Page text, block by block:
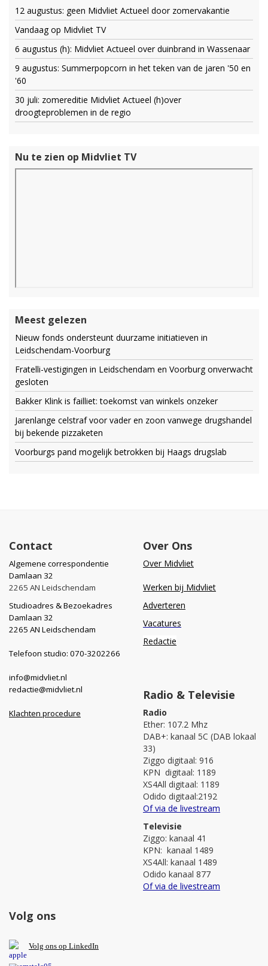
12 augustus: geen Midvliet Actueel door zomervakantie
Vandaag op Midvliet TV
6 augustus (h): Midvliet Actueel over duinbrand in Wassenaar
9 augustus: Summerpopcorn in het teken van de jaren '50 en
'60
30 juli: zomereditie Midvliet Actueel (h)over
droogteproblemen in de regio
Nu te zien op Midvliet TV
Meest gelezen
Nieuw fonds ondersteunt duurzame initiatieven in
Leidschendam-Voorburg
Fratelli-vestigingen in Leidschendam en Voorburg onverwacht
gesloten
Bakker Klink is failliet: toekomst van winkels onzeker
Jarenlange celstraf voor vader en zoon vanwege drugshandel
bij bekende pizzaketen
Voorburgs pand mogelijk betrokken bij Haags drugslab
Contact
Algemene correspondentie
Damlaan 32
2265 AN Leidschendam
Studioadres & Bezoekadres
Damlaan 32
2265 AN Leidschendam
Telefoon studio: 070-3202266
info@midvliet.nl
redactie@midvliet.nl
Klachten procedure
Over Ons
Over Midvliet
Werken bij Midvliet
Adverteren
Vacatures
Redactie
Radio & Televisie
Radio
Ether: 107.2 Mhz
DAB+: kanaal 5C (DAB lokaal
33)
Ziggo digitaal: 916
KPN digitaal: 1189
XS4All digitaal: 1189
Odido digitaal:2192
Of via de livestream
Televisie
Ziggo: kanaal 41
KPN: kanaal 1489
XS4All: kanaal 1489
Odido kanaal 877
Of via de livestream
Volg ons
Volg ons op LinkedIn